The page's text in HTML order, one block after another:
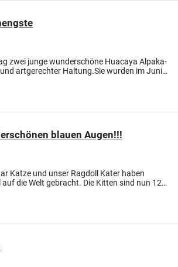
zwei junge wunderschöne Huacaya Alpaka-
artgerechter Haltung.Sie wurden im Juni
sofort abgeholt werden.
blauen Augen!!!
Katze und unser Ragdoll Kater haben
die Welt gebracht. Die Kitten sind nun 12
richtiges zu Hause...